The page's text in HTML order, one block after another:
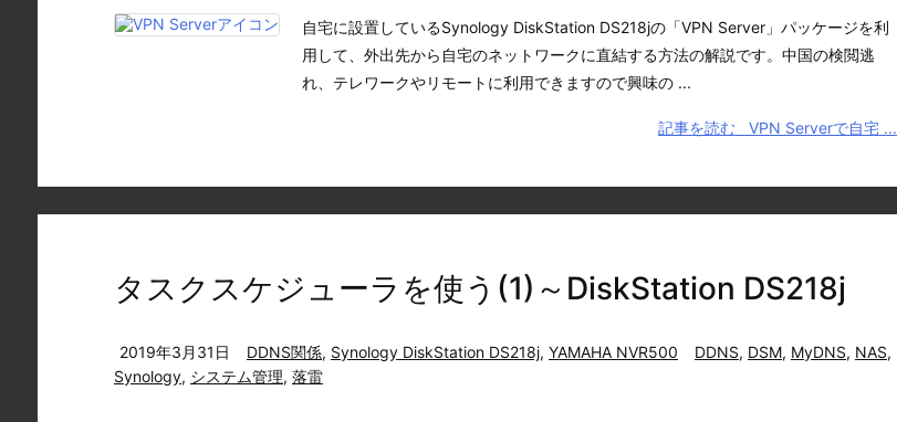
自宅に設置しているSynology DiskStation DS218jの「VPN Server」パッケージを利
用して、外出先から自宅のネットワークに直結する方法の解説です。中国の検閲逃
れ、テレワークやリモートに利用できますので興味の ...
記事を読む VPN Serverで自宅 ...
タスクスケジューラを使う(1)～DiskStation DS218j
2019年3月31日 DDNS関係, Synology DiskStation DS218j, YAMAHA NVR500 DDNS, DSM, MyDNS, NAS,
Synology, システム管理, 落雷